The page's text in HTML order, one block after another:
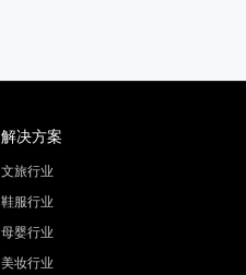
解决方案
文旅行业
鞋服行业
母婴行业
美妆行业